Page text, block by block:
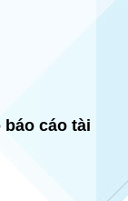
cáo tài